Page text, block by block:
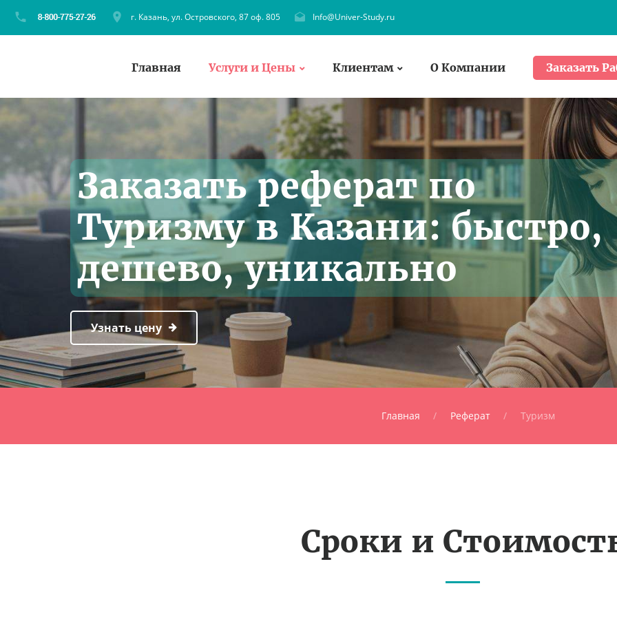
г. Казань, ул. Островского, 87 оф. 805 Info@Univer-Study.ru
Главная Услуги и Цены Клиентам О Компании Заказать
Заказать реферат по
Туризму в Казани: быстро,
дешево, уникально
Узнать цену
Главная Реферат Туризм
Сроки и